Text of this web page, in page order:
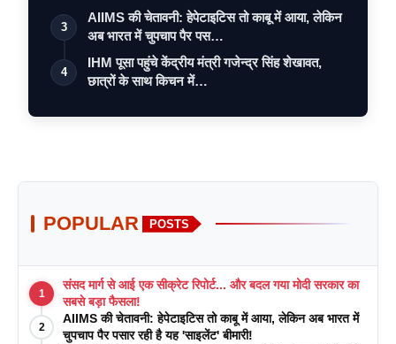
3
AIIMS की चेतावनी: हेपेटाइटिस तो काबू में आया, लेकिन
अब भारत में चुपचाप पैर पस…
4
IHM पूसा पहुंचे केंद्रीय मंत्री गजेन्द्र सिंह शेखावत,
छात्रों के साथ किचन में…
POPULAR POSTS
1
संसद मार्ग से आई एक सीक्रेट रिपोर्ट... और बदल गया मोदी सरकार का
सबसे बड़ा फैसला!
2
AIIMS की चेतावनी: हेपेटाइटिस तो काबू में आया, लेकिन अब भारत में
चुपचाप पैर पसार रही है यह 'साइलेंट' बीमारी!